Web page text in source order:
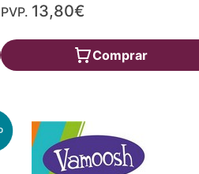
PVP. 13,80€
Comprar